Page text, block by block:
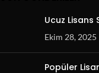
Ucuz Lisans
Ekim 28, 2025
Popüler